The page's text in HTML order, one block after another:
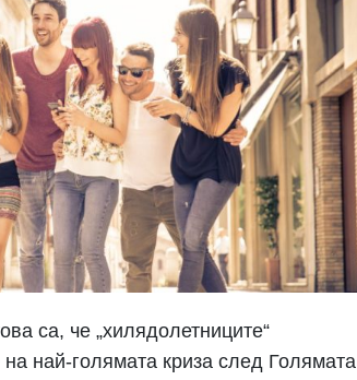
са, че „хилядолетниците“
най-голямата криза след Голямата